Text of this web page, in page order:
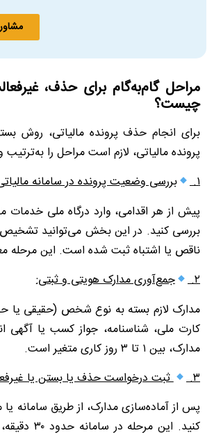
مراحل گام‌به‌گام برای حذف،
چیست؟
برای انجام حذف پرونده مالیاتی، روش
پرونده مالیاتی، لازم است مراحل را
۱.
بررسی وضعیت پرونده در سامانه
پیش از هر اقدامی، وارد درگاه ملی خدمات
بررسی کنید. در این بخش می‌توانید تشخیص
ناقص یا اشتباه ثبت شده است. این مرحله معمولاً کمتر از ۱۵
۲.
جمع‌آوری مدارک هویتی و ثبتی:
مدارک لازم بسته به نوع شخص (حقیقی یا
کارت ملی، شناسنامه، جواز کسب یا
مدارک، بین ۱ تا ۳ روز کاری متغیر است.
۳.
ثبت درخواست حذف یا بستن یا
پس از آماده‌سازی مدارک، از طریق سامانه